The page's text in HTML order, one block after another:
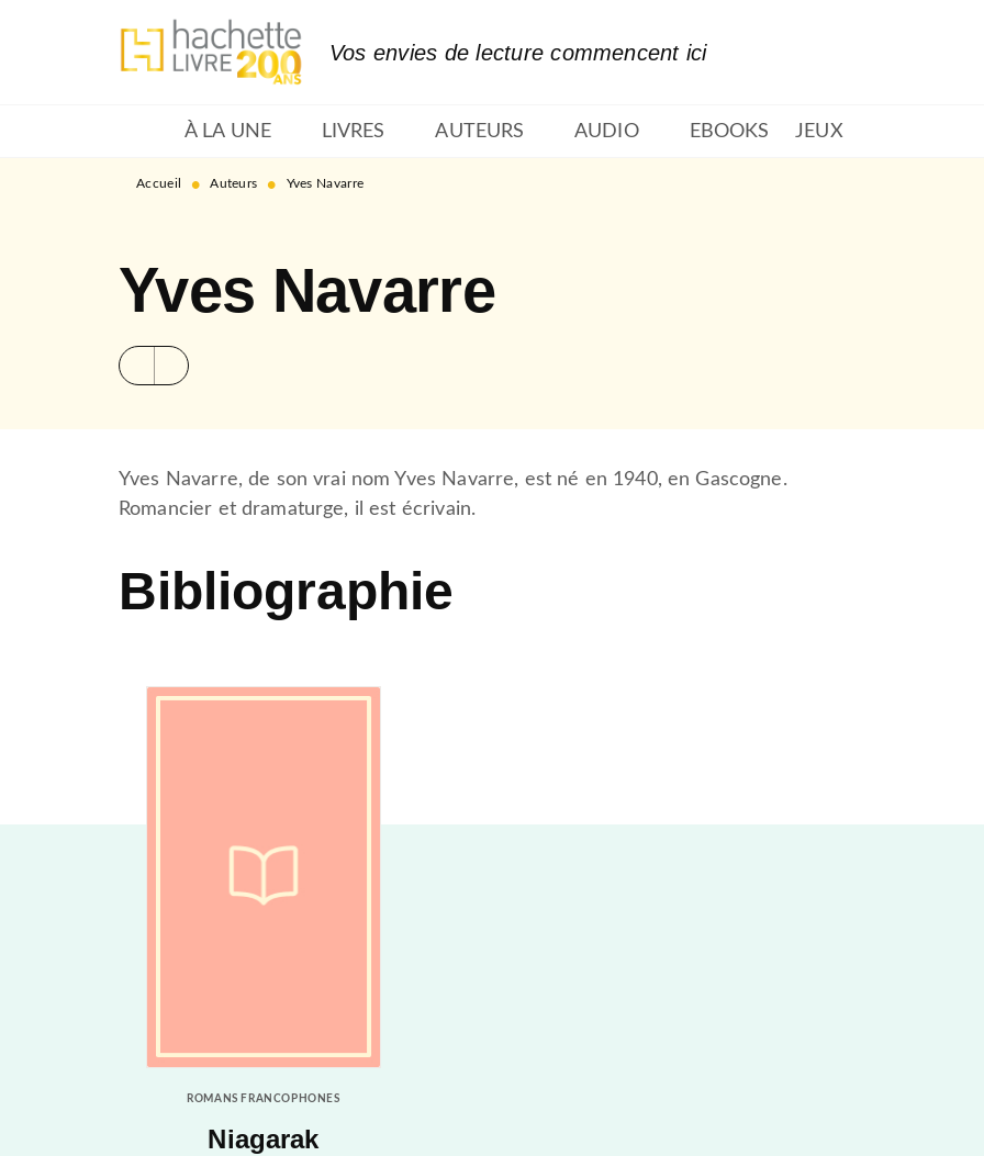
MENU RECHERCHE
Vos envies de lecture commencent ici
À LA UNE LIVRES AUTEURS AUDIO EBOOKS JEUX
Accueil • Auteurs • Yves Navarre
Yves Navarre
Yves Navarre, de son vrai nom Yves Navarre, est né en 1940, en Gascogne.
Romancier et dramaturge, il est écrivain.
Bibliographie
ROMANS FRANCOPHONES
Niagarak